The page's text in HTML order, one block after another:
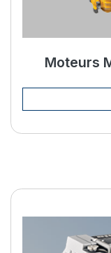
Moteurs